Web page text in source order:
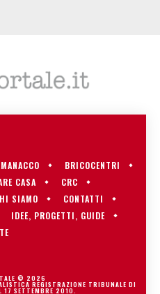
BRICOCENTRI
CASA
CRC
SIAMO
CONTATTI
IDEE, PROGETTI, GUIDE
© 2026
REGISTRAZIONE TRIBUNALE DI
17 SETTEMBRE 2010.